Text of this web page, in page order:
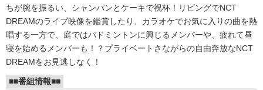
ちが腕を振るい、シャンパンとケーキで祝杯！リビングでNCT
DREAMのライブ映像を鑑賞したり、カラオケでお気に入りの曲を熱
唱する一方で、庭ではバドミントンに興じるメンバーや、疲れて昼
寝を始めるメンバーも！？プライベートさながらの自由奔放なNCT
DREAMをお見逃しなく！
■■番組情報■■